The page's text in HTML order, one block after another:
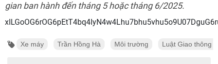
gian ban hành đến tháng 5 hoặc tháng 6/2025.
Xe máy Trần Hồng Hà Môi trường Luật Giao thông